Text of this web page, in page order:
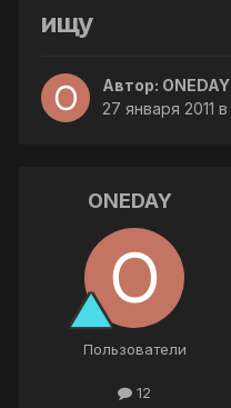
ищу
Автор: ONEDAY
27 января 2011 в
ONEDAY
Пользователи
12